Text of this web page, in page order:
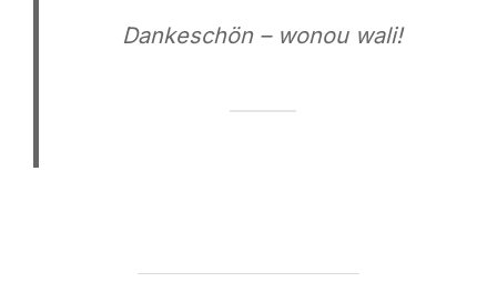
Dankeschön – wonou wali!